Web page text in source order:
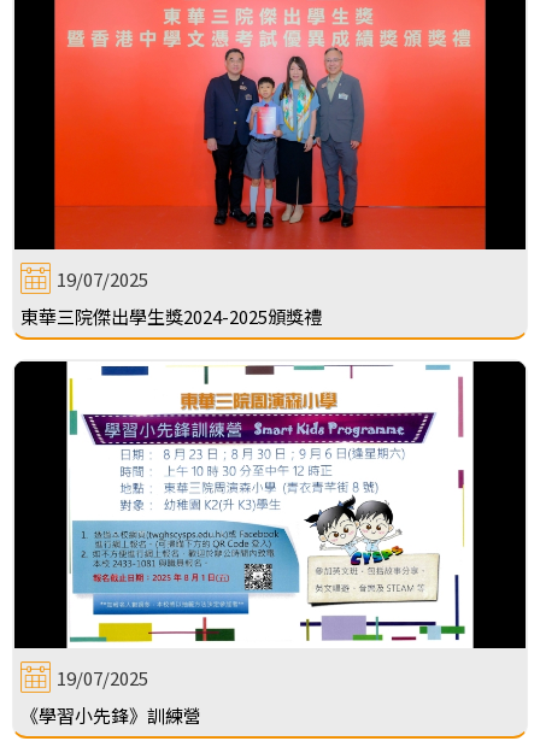
19/07/2025
東華三院傑出學生獎2024-2025頒獎禮
19/07/2025
《學習小先鋒》訓練營